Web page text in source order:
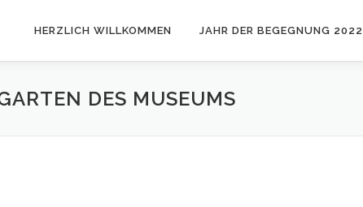
HERZLICH WILLKOMMEN JAHR DER BEGEGNUNG 2022
DES MUSEUMS